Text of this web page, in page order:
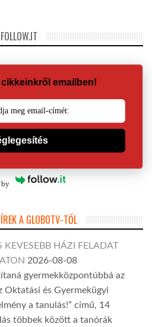
FOLLOW.IT
emailben!
by
A GLOBOTV-TŐL
KEVESEBB HÁZI FELADAT
2026-08-08
gyermekközpontúbbá az
Oktatási és Gyermekügyi
a tanulás!” című, 14
többek között a tanórák